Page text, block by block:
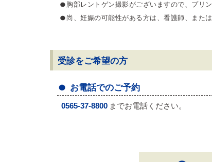
胸部レントゲン撮影がございますので、プリ
尚、妊娠の可能性がある方は、看護師、また
受診をご希望の方
お電話でのご予約
0565-37-8800 までお電話ください。